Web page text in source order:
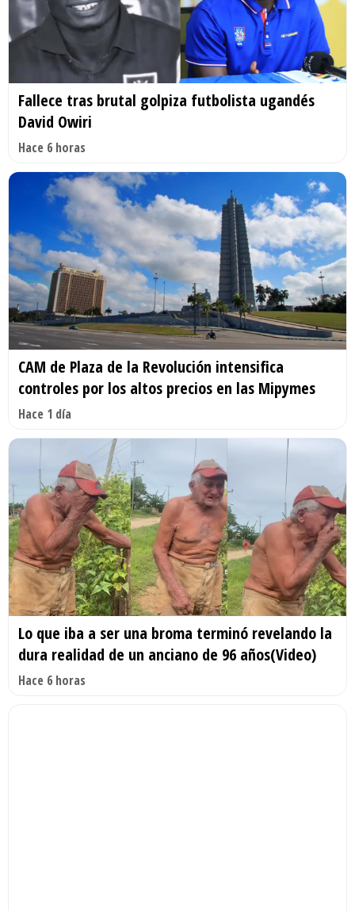
Fallece tras brutal golpiza futbolista ugandés
David Owiri
Hace 6 horas
CAM de Plaza de la Revolución intensifica
controles por los altos precios en las Mipymes
Hace 1 día
Lo que iba a ser una broma terminó revelando la
dura realidad de un anciano de 96 años(Video)
Hace 6 horas